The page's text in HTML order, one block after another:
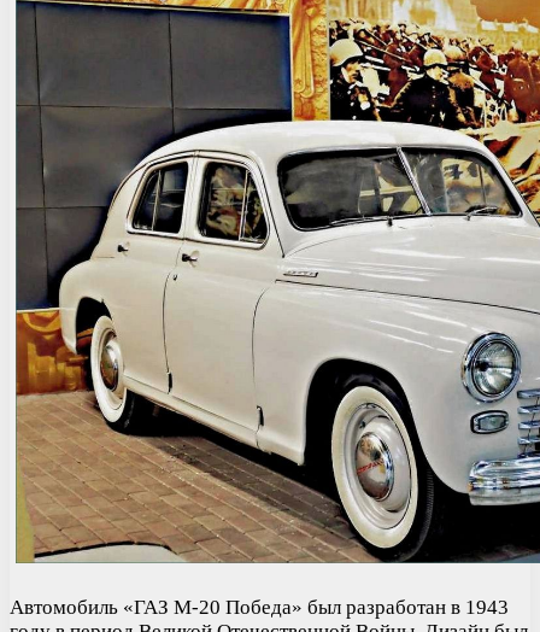
Автомобиль «ГАЗ М-20 Победа» был разработан в 1943